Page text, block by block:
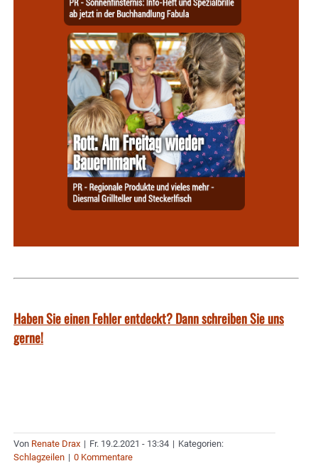
Haben Sie einen Fehler entdeckt? Dann schreiben Sie uns
gerne!
Von Renate Drax | Fr. 19.2.2021 - 13:34 | Kategorien:
Schlagzeilen | 0 Kommentare